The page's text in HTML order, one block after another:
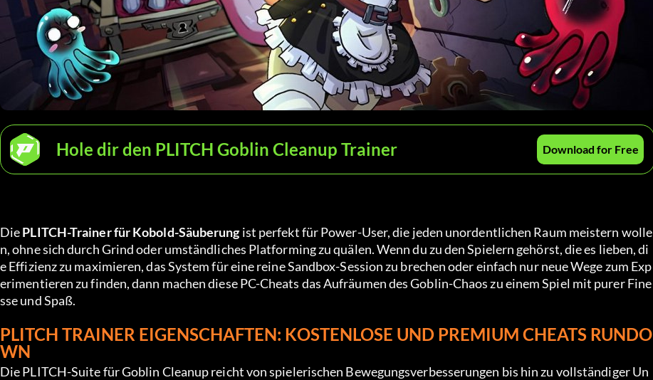
Hole dir den PLITCH Goblin Cleanup Trainer Download for Free
Die PLITCH-Trainer für Kobold-Säuberung ist perfekt für Power-User, die jeden unordentlichen Raum meistern wolle
n, ohne sich durch Grind oder umständliches Platforming zu quälen. Wenn du zu den Spielern gehörst, die es lieben, di
e Effizienz zu maximieren, das System für eine reine Sandbox-Session zu brechen oder einfach nur neue Wege zum Exp
erimentieren zu finden, dann machen diese PC-Cheats das Aufräumen des Goblin-Chaos zu einem Spiel mit purer Fine
sse und Spaß.
PLITCH TRAINER EIGENSCHAFTEN: KOSTENLOSE UND PREMIUM CHEATS RUNDO
WN
Die PLITCH-Suite für Goblin Cleanup reicht von spielerischen Bewegungsverbesserungen bis hin zu vollständiger Un